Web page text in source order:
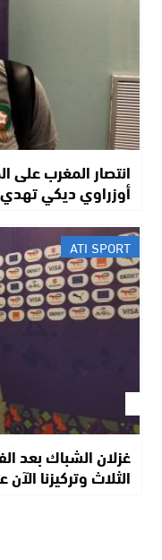
انتصار المغرب على
أوزراوي ديكي
ATI SPORT
غزلان الشباك بعد
الثلاث وتركيزنا